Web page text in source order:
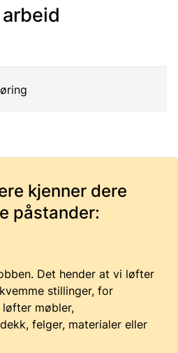
kjenner dere
påstander:
Det hender at vi løfter
stillinger, for
møbler,
felger, materialer eller